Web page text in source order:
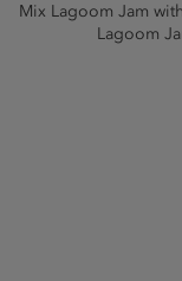
Mix Lagoom Jam
Lagoom